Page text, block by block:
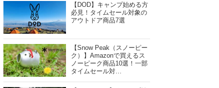
【DOD】キャンプ始める方
必見！タイムセール対象の
アウトドア商品7選
【Snow Peak（スノーピー
ク）】Amazonで買えるス
ノーピーク商品10選！一部
タイムセール対…